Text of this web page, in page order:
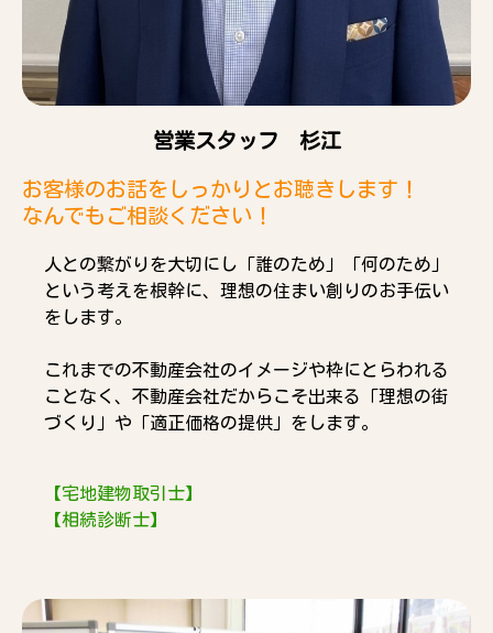
営業スタッフ 杉江
お客様のお話をしっかりとお聴きします！
なんでもご相談ください！
人との繋がりを大切にし「誰のため」「何のため」
という考えを根幹に、理想の住まい創りのお手伝い
をします。
これまでの不動産会社のイメージや枠にとらわれる
ことなく、不動産会社だからこそ出来る「理想の街
づくり」や「適正価格の提供」をします。
【宅地建物取引士】
【相続診断士】